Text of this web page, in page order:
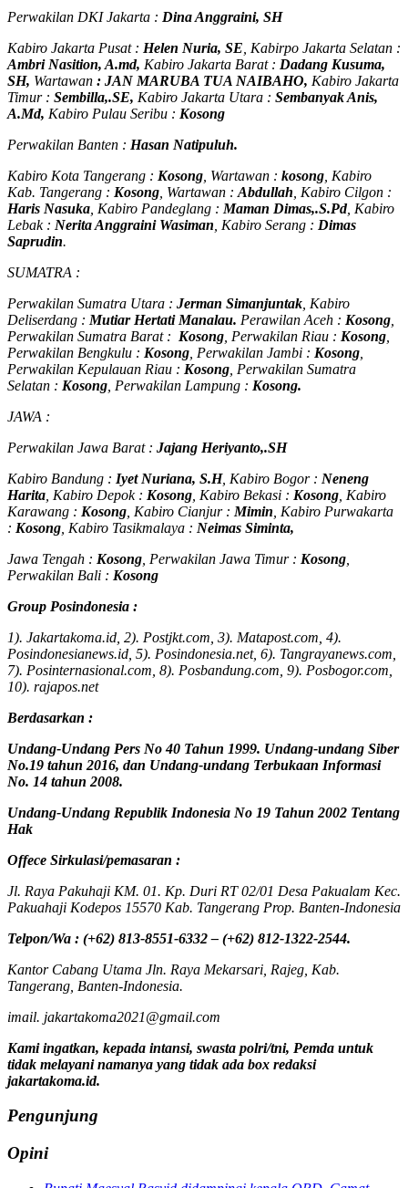
Perwakilan DKI Jakarta : Dina Anggraini, SH
Kabiro Jakarta Pusat : Helen Nuria, SE , Kabirpo Jakarta Selatan :
Ambri Nasition, A.md, Kabiro Jakarta Barat : Dadang Kusuma,
SH, Wartawan : JAN MARUBA TUA NAIBAHO, Kabiro Jakarta
Timur : Sembilla,.SE, Kabiro Jakarta Utara : Sembanyak Anis,
A.Md, Kabiro Pulau Seribu : Kosong
Perwakilan Banten : Hasan Natipuluh.
Kabiro Kota Tangerang : Kosong , Wartawan : kosong , Kabiro
Kab. Tangerang : Kosong , Wartawan : Abdullah , Kabiro Cilgon :
Haris Nasuka , Kabiro Pandeglang : Maman Dimas,.S.Pd, Kabiro
Lebak : Nerita Anggraini Wasiman , Kabiro Serang : Dimas
Saprudin.
SUMATRA :
Perwakilan Sumatra Utara : Jerman Simanjuntak , Kabiro
Deliserdang : Mutiar Hertati Manalau. Perawilan Aceh : Kosong
Perwakilan Sumatra Barat : Kosong , Perwakilan Riau : Kosong
Perwakilan Bengkulu : Kosong , Perwakilan Jambi : Kosong
Perwakilan Kepulauan Riau : Kosong , Perwakilan Sumatra
Selatan : Kosong , Perwakilan Lampung : Kosong.
JAWA :
Perwakilan Jawa Barat : Jajang Heriyanto,.SH
Kabiro Bandung : Iyet Nuriana, S.H, Kabiro Bogor : Neneng
Harita , Kabiro Depok : Kosong , Kabiro Bekasi : Kosong , Kabiro
Karawang : Kosong , Kabiro Cianjur : Mimin , Kabiro Purwakarta
: Kosong , Kabiro Tasikmalaya : Neimas Siminta,
Jawa Tengah : Kosong , Perwakilan Jawa Timur : Kosong
Perwakilan Bali : Kosong
Group Posindonesia :
1). Jakartakoma.id, 2). Postjkt.com, 3). Matapost.com, 4).
Posindonesianews.id, 5). Posindonesia.net, 6). Tangrayanews.com,
7). Posinternasional.com, 8). Posbandung.com, 9). Posbogor.com,
10). rajapos.net
Berdasarkan :
Undang-Undang Pers No 40 Tahun 1999. Undang-undang Siber
No.19 tahun 2016, dan Undang-undang Terbukaan Informasi
No. 14 tahun 2008.
Undang-Undang Republik Indonesia No 19 Tahun 2002 Tentang
Hak
Offece Sirkulasi/pemasaran :
Jl. Raya Pakuhaji KM. 01. Kp. Duri RT 02/01 Desa Pakualam Kec.
Pakuahaji Kodepos 15570 Kab. Tangerang Prop. Banten-Indonesia
Telpon/Wa : (+62) 813-8551-6332 – (+62) 812-1322-2544.
Kantor Cabang Utama Jln. Raya Mekarsari, Rajeg, Kab.
Tangerang, Banten-Indonesia.
imail. jakartakoma2021@gmail.com
Kami ingatkan, kepada intansi, swasta polri/tni, Pemda untuk
tidak melayani namanya yang tidak ada box redaksi
jakartakoma.id.
Pengunjung
Opini